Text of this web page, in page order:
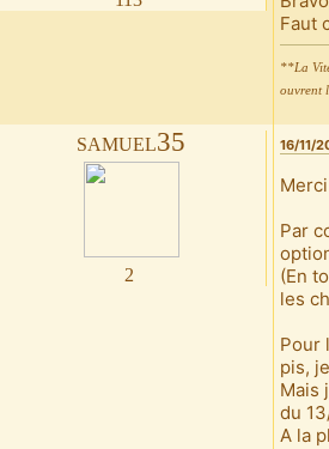
Faut
**La
ouvrent
samuel35
2
16/11/
Par
(En
les
Pour
pis,
Mais
du
A la